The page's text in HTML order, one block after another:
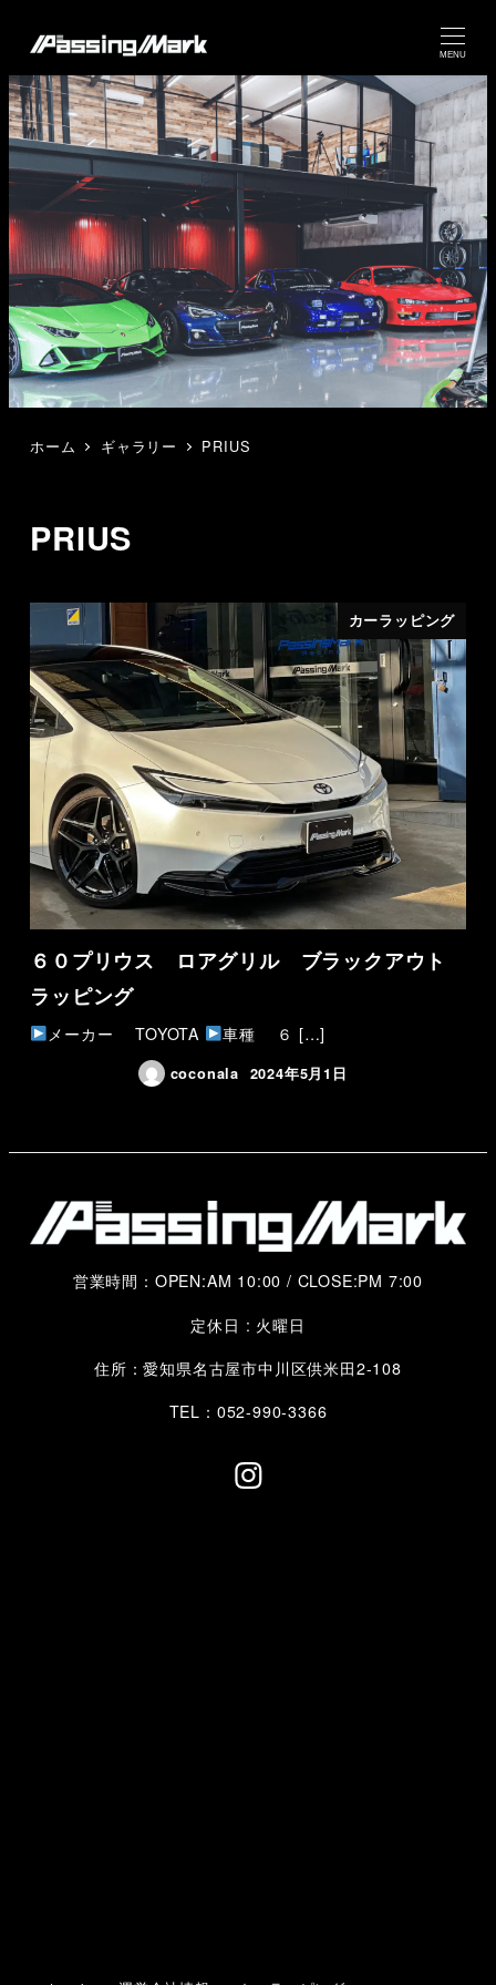
MENU
ホーム ギャラリー PRIUS
PRIUS
カーラッピング
６０プリウス ロアグリル ブラックアウト
ラッピング
メーカー TOYOTA 車種 ６ […]
coconala 2024年5月1日
営業時間：OPEN:AM 10:00 / CLOSE:PM 7:00
定休日 : 火曜日
住所：愛知県名古屋市中川区供米田2-108
TEL：052-990-3366